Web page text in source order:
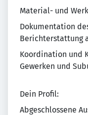
Material- und
Dokumentation
Berichterstattung
Koordination und
Gewerken und
Dein Profil:
Abgeschlossene